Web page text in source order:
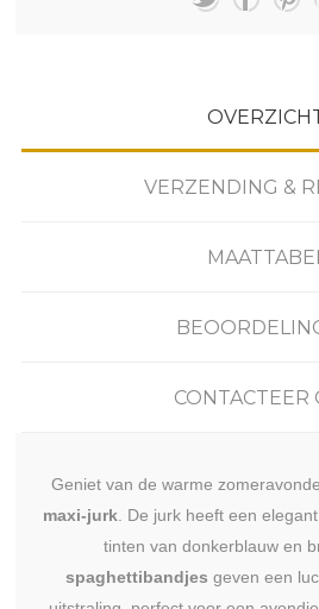
VERZENDING &
CONTACTEER
Geniet van de warme
maxi-jurk . De jurk heeft een
tinten van donkerblauw en
spaghettibandjes geven een